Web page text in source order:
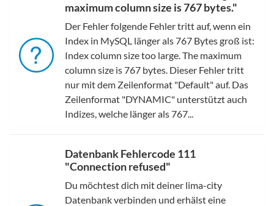
maximum column size is 767 bytes."
Der Fehler folgende Fehler tritt auf, wenn ein
Index in MySQL länger als 767 Bytes groß ist:
Index column size too large. The maximum
column size is 767 bytes. Dieser Fehler tritt
nur mit dem Zeilenformat "Default" auf. Das
Zeilenformat "DYNAMIC" unterstützt auch
Indizes, welche länger als 767...
Datenbank Fehlercode 111
"Connection refused"
Du möchtest dich mit deiner lima-city
Datenbank verbinden und erhälst eine